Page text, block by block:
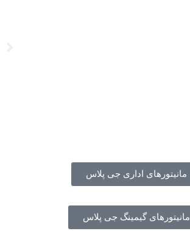
مانیتورهای اداری جی پلاس
مانیتورهای گیمینگ جی پلاس